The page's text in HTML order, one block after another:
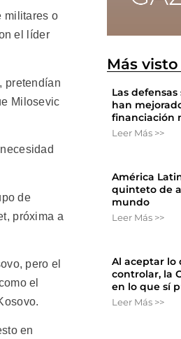
militares o
el líder
pretendían
Milosevic
de
próxima a
pero el
el
en
Más visto
Las
han
financiación
Leer Más >>
América
quinteto de
mundo
Leer Más >>
Al aceptar lo
controlar, la
en lo que sí
Leer Más >>